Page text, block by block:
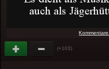
(+103)